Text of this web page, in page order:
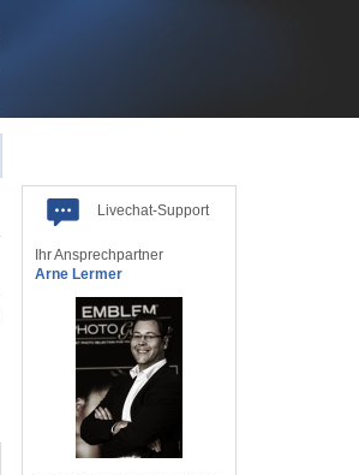
Livechat-Support
Ihr Ansprechpartner
Arne Lermer